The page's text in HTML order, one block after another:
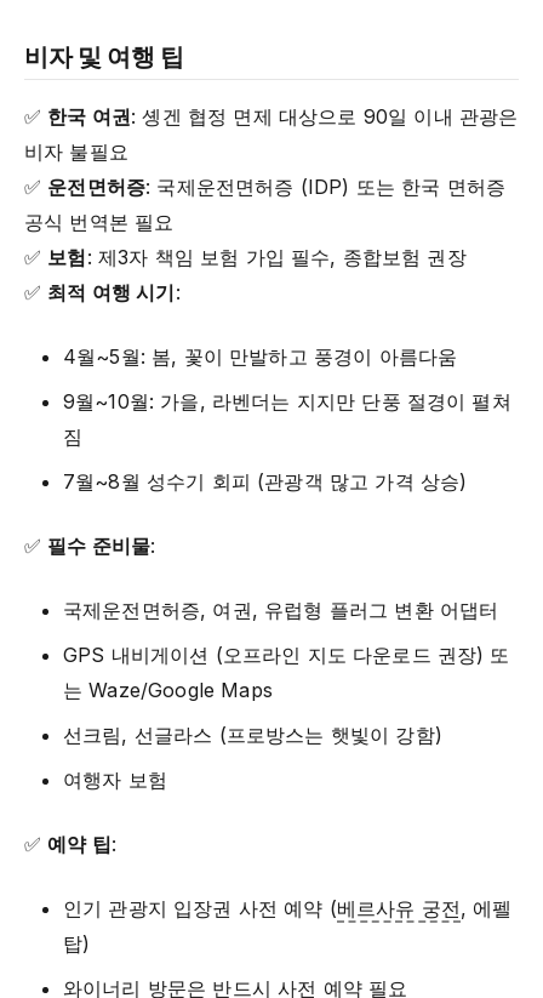
비자 및 여행 팁
✅ 한국 여권: 솅겐 협정 면제 대상으로 90일 이내 관광은
비자 불필요
✅ 운전면허증: 국제운전면허증 (IDP) 또는 한국 면허증
공식 번역본 필요
✅ 보험 : 제3자 책임 보험 가입 필수, 종합보험 권장
✅ 최적 여행 시기 :
4월~5월: 봄, 꽃이 만발하고 풍경이 아름다움
9월~10월: 가을, 라벤더는 지지만 단풍 절경이 펼쳐
짐
7월~8월 성수기 회피 (관광객 많고 가격 상승)
✅ 필수 준비물:
국제운전면허증, 여권, 유럽형 플러그 변환 어댑터
GPS 내비게이션 (오프라인 지도 다운로드 권장) 또
는 Waze/Google Maps
선크림, 선글라스 (프로방스는 햇빛이 강함)
여행자 보험
✅ 예약 팁:
인기 관광지 입장권 사전 예약 (베르사유 궁전, 에펠
탑)
와이너리 방문은 반드시 사전 예약 필요